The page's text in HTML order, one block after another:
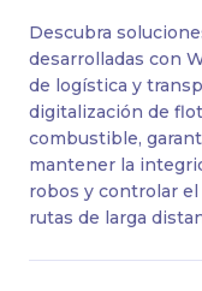
Descubra
desarrolladas con
de logística y
digitalización de
combustible,
mantener la
robos y controlar
rutas de larga